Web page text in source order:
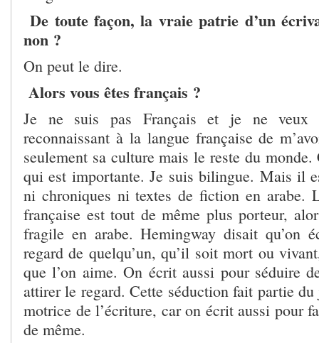
De toute façon, la vraie patrie d’un
non ?
On peut le dire.
Alors vous êtes français ?
Je ne suis pas Français et je ne veux
reconnaissant à la langue française de
seulement sa culture mais le reste du monde.
qui est importante. Je suis bilingue. Mais il
ni chroniques ni textes de fiction en arabe.
française est tout de même plus porteur,
fragile en arabe. Hemingway disait qu’on
regard de quelqu’un, qu’il soit mort ou
que l’on aime. On écrit aussi pour séduire
attirer le regard. Cette séduction fait partie
motrice de l’écriture, car on écrit aussi pour
de même.